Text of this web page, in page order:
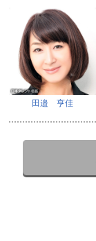
田邉 亨佳